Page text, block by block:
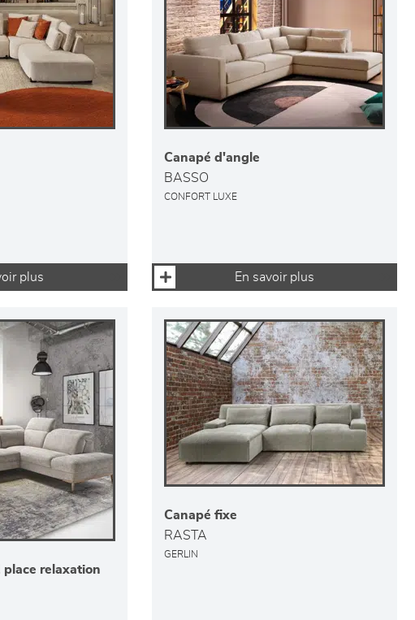
plus
Canapé d'angle
BASSO
CONFORT LUXE
En savoir plus
relaxation
Canapé fixe
RASTA
GERLIN